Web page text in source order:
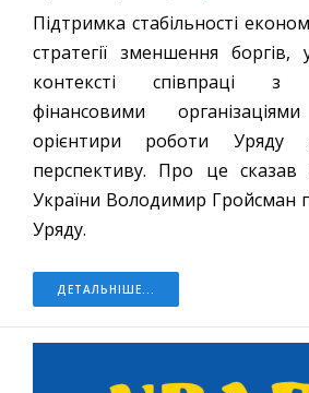
Підтримка стабільності
стратегії зменшення
контексті співпраці з
фінансовими
орієнтири роботи Уряду
перспективу. Про це сказав
України Володимир Гройсман
Уряду.
ДЕТАЛЬНІШЕ...